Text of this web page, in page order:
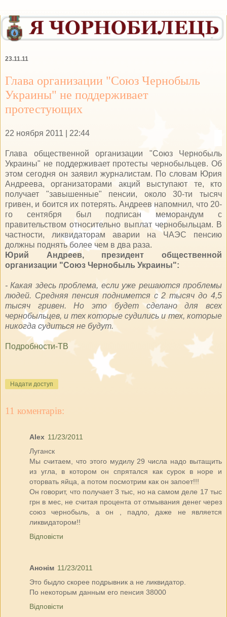
23.11.11
Глава организации "Союз Чернобыль
Украины" не поддерживает
протестующих
22 ноября 2011 | 22:44
Глава общественной организации "Союз Чернобыль
Украины" не поддерживает протесты чернобыльцев. Об
этом сегодня он заявил журналистам. По словам Юрия
Андреева, организаторами акций выступают те, кто
получает "завышенные" пенсии, около 30-ти тысяч
гривен, и боится их потерять. Андреев напомнил, что 20-
го сентября был подписан меморандум с
правительством относительно выплат чернобыльцам. В
частности, ликвидаторам аварии на ЧАЭС пенсию
должны поднять более чем в два раза.
Юрий Андреев, президент общественной
организации "Союз Чернобыль Украины":
- Какая здесь проблема, если уже решаются проблемы
людей. Средняя пенсия поднимется с 2 тысяч до 4,5
тысяч гривен. Но это будет сделано для всех
чернобыльцев, и тех которые судились и тех, которые
никогда судиться не будут.
Подробности-ТВ
Надати доступ
11 коментарів:
Alex 11/23/2011
Луганск
Мы считаем, что этого мудилу 29 числа надо вытащить
из угла, в котором он спрятался как сурок в норе и
оторвать яйца, а потом посмотрим как он запоет!!!
Он говорит, что получает 3 тыс, но на самом деле 17 тыс
грн в мес, не считая процента от отмывания денег через
союз чернобыль, а он , падло, даже не является
ликвидатором!!
Відповісти
Анонім 11/23/2011
Это быдло скорее подрывник а не ликвидатор.
По некоторым данным его пенсия 38000
Відповісти